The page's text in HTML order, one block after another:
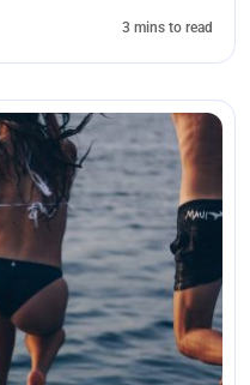
3 mins to read